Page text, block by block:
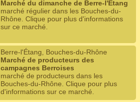
Marché du dimanche de Berre-l'Étang
marché régulier dans les Bouches-du-
Rhône. Clique pour plus d'informations
sur ce marché.
Berre-l'Étang, Bouches-du-Rhône
Marché de producteurs des
campagnes Berroises
marché de producteurs dans les
Bouches-du-Rhône. Clique pour plus
d'informations sur ce marché.